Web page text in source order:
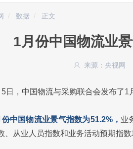
数据 正文
1月份中国物流业
来源：央视网
5日，中国物流与采购联合会发布了
份中国物流业景气指数为51.2%， 业
、从业人员指数和业务活动预期指